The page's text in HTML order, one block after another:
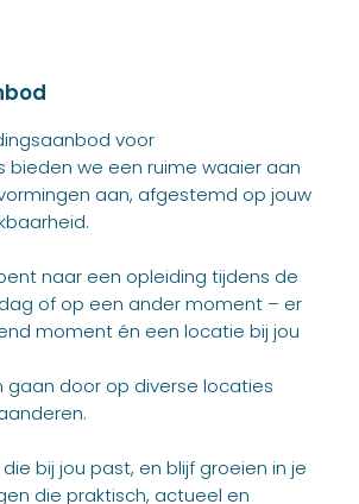
voor
bieden we een ruime waaier aan
aan, afgestemd op jouw
naar een opleiding tijdens de
of op een ander moment – er
moment én een locatie bij jou
gaan door op diverse locaties
bij jou past, en blijf groeien in je
die praktisch, actueel en